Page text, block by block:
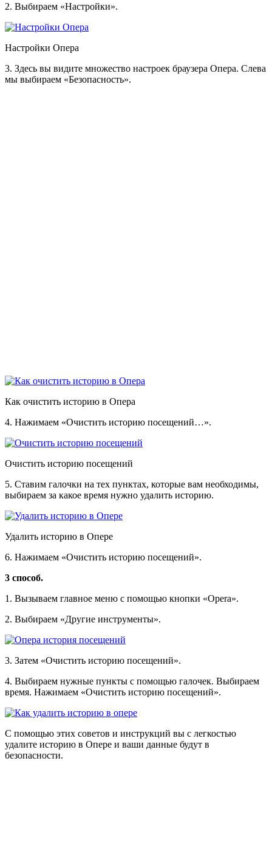
2. Выбираем «Настройки».
Настройки Опера
3. Здесь вы видите множество настроек браузера Опера. Слева
мы выбираем «Безопасность».
Как очистить историю в Опера
4. Нажимаем «Очистить историю посещений…».
Очистить историю посещений
5. Ставим галочки на тех пунктах, которые вам необходимы,
выбираем за какое время нужно удалить историю.
Удалить историю в Опере
6. Нажимаем «Очистить историю посещений».
3 способ.
1. Вызываем главное меню с помощью кнопки «Opera».
2. Выбираем «Другие инструменты».
3. Затем «Очистить историю посещений».
4. Выбираем нужные пункты с помощью галочек. Выбираем
время. Нажимаем «Очистить историю посещений».
С помощью этих советов и инструкций вы с легкостью
удалите историю в Опере и ваши данные будут в
безопасности.